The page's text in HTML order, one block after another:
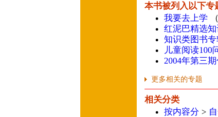
本书被列入以下专
我要去上学
红泥巴精选
知识类图书
儿童阅读100
2004年第三
更多相关的专题
相关分类
按内容分 >